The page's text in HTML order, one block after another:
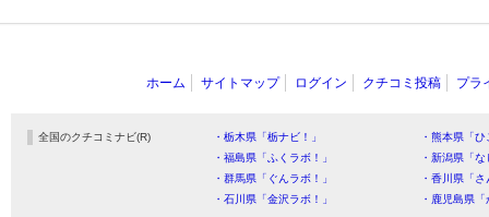
ホーム サイトマップ ログイン クチコミ投稿 プラ
全国のクチコミナビ(R) ・栃木県「栃ナビ！」
・熊本県「
・福島県「ふくラボ！」
・新潟県「
・群馬県「ぐんラボ！」
・香川県「
・石川県「金沢ラボ！」
・鹿児島県